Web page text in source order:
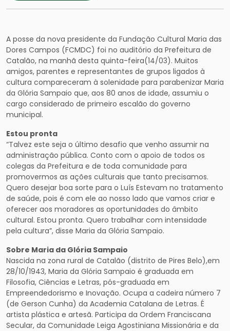
A posse da nova presidente da Fundação Cultural Maria das
Dores Campos (FCMDC) foi no auditório da Prefeitura de
Catalão, na manhã desta quinta-feira(14/03). Muitos
amigos, parentes e representantes de grupos ligados à
cultura compareceram à solenidade para parabenizar Maria
da Glória Sampaio que, aos 80 anos de idade, assumiu o
cargo considerado de primeiro escalão do governo
municipal.
Estou pronta
“Talvez este seja o último desafio que venho assumir na
administração pública. Conto com o apoio de todos os
colegas da Prefeitura e de toda comunidade para
promovermos as ações culturais que tanto precisamos.
Quero desejar boa sorte para o Luís Estevam no tratamento
de saúde, pois é com ele ao nosso lado que vamos criar e
oferecer aos moradores as oportunidades do âmbito
cultural. Estou pronta. Quero trabalhar com intensidade
pela cultura”, disse Maria da Glória Sampaio.
Sobre Maria da Glória Sampaio
Nascida na zona rural de Catalão (distrito de Pires Belo),em
28/10/1943, Maria da Glória Sampaio é graduada em
Filosofia, Ciências e Letras, pós-graduada em
Empreendedorismo e Inovação. Ocupa a cadeira número 7
(de Gerson Cunha) da Academia Catalana de Letras. É
artista plástica e artesã. Participa da Ordem Franciscana
Secular, da Comunidade Leiga Agostiniana Missionária e da